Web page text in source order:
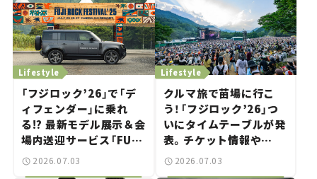
Lifestyle
「フジロック’26」で「デ
ィフェンダー」に乗れ
る!? 最新モデル展示＆会
場内送迎サービス「FUJI
ROCK go round」で冒
険気分を楽しもう。
2026.07.03
Lifestyle
クルマ旅で苗場に行こ
う！「フジロック’26」つ
いにタイムテーブルが発
表。チケット情報や
GREEN STAGEの出演ア
ーティストをチェック。
2026.07.03